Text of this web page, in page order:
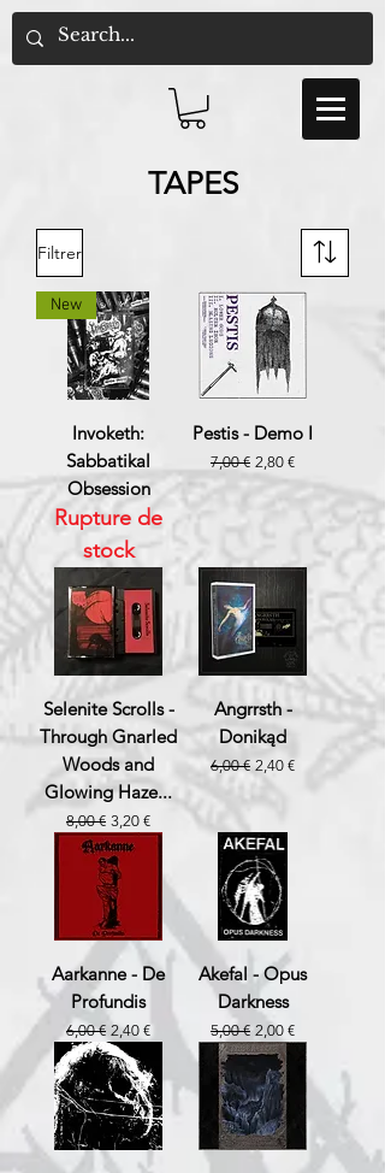
TAPES
Filtrer
New
Invoketh:
Sabbatikal
Obsession
Rupture de
stock
Pestis - Demo I
Prix original
7,00 € Prix promotionnel
2,80 €
Selenite Scrolls -
Through Gnarled
Woods and
Glowing Haze...
Prix original
8,00 € Prix promotionnel
3,20 €
Angrrsth -
Donikąd
Prix original
6,00 € Prix promotionnel
2,40 €
Aarkanne - De
Profundis
Prix original
6,00 € Prix promotionnel
2,40 €
Akefal - Opus
Darkness
Prix original
5,00 € Prix promotionnel
2,00 €